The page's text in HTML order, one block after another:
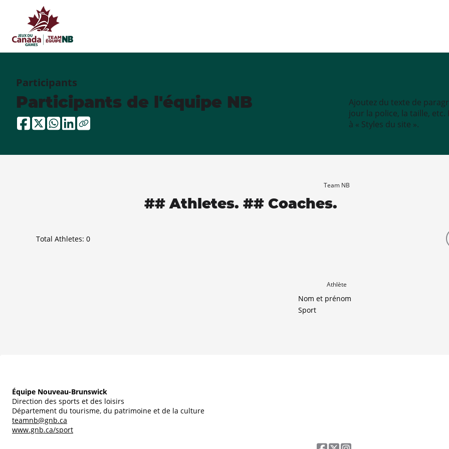
Participants
Participants de l'équipe NB
Ajoutez du texte de
jour la police, la taille,
à « Styles du site ».
Team NB
## Athletes. ## Coaches.
Total Athletes: 0
Athlète
Nom et prénom
Sport
Équipe Nouveau-Brunswick
Direction des sports et des loisirs
Département du tourisme, du patrimoine et de la culture
teamnb@gnb.ca
www.gnb.ca/sport